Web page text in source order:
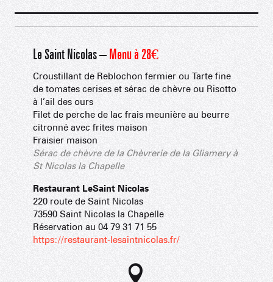
Le Saint Nicolas – Menu à 28€
Croustillant de Reblochon fermier ou Tarte fine
de tomates cerises et sérac de chèvre ou Risotto
à l’ail des ours
Filet de perche de lac frais meunière au beurre
citronné avec frites maison
Fraisier maison
Sérac de chèvre de la Chèvrerie de la Gliamery à
St Nicolas la Chapelle
Restaurant LeSaint Nicolas
220 route de Saint Nicolas
73590 Saint Nicolas la Chapelle
Réservation au 04 79 31 71 55
https://restaurant-lesaintnicolas.fr/